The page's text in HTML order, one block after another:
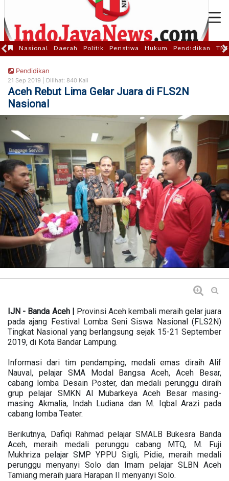
Nasional Daerah Politik Peristiwa Hukum Pendidikan
Pendidikan
21 Sep 2019 | Dilihat: 840 Kali
Aceh Rebut Lima Gelar Juara di FLS2N
Nasional
IJN - Banda Aceh | Provinsi Aceh kembali meraih gelar juara
pada ajang Festival Lomba Seni Siswa Nasional (FLS2N)
Tingkat Nasional yang berlangsung sejak 15-21 September
2019, di Kota Bandar Lampung.
Informasi dari tim pendamping, medali emas diraih Alif
Nauval, pelajar SMA Modal Bangsa Aceh, Aceh Besar,
cabang lomba Desain Poster, dan medali perunggu diraih
grup pelajar SMKN Al Mubarkeya Aceh Besar masing-
masing Akmalia, Indah Ludiana dan M. Iqbal Arazi pada
cabang lomba Teater.
Berikutnya, Dafiqi Rahmad pelajar SMALB Bukesra Banda
Aceh, meraih medali perunggu cabang MTQ, M. Fuji
Mukhriza pelajar SMP YPPU Sigli, Pidie, meraih medali
perunggu menyanyi Solo dan Imam pelajar SLBN Aceh
Tamiang meraih juara Harapan II menyanyi Solo.